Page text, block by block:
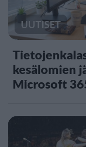
UUTISET
kesälomien
Microsoft